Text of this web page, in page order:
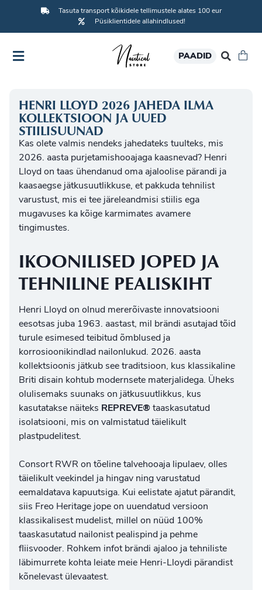
Tasuta transport kõikidele tellimustele alates 100 eur
Püsiklientidele allahindlused!
PAADID
HENRI LLOYD 2026 JAHEDA ILMA
KOLLEKTSIOON JA UUED
STIILISUUNAD
Kas olete valmis nendeks jahedateks tuulteks, mis
2026. aasta purjetamishooajaga kaasnevad? Henri
Lloyd on taas ühendanud oma ajaloolise pärandi ja
kaasaegse jätkusuutlikkuse, et pakkuda tehnilist
varustust, mis ei tee järeleandmisi stiilis ega
mugavuses ka kõige karmimates avamere
tingimustes.
IKOONILISED JOPED JA
TEHNILINE PEALISKIHT
Henri Lloyd on olnud mererõivaste innovatsiooni
eesotsas juba 1963. aastast, mil brändi asutajad tõid
turule esimesed teibitud õmblused ja
korrosioonikindlad nailonlukud. 2026. aasta
kollektsioonis jätkub see traditsioon, kus klassikaline
Briti disain kohtub modernsete materjalidega. Üheks
olulisemaks suunaks on jätkusuutlikkus, kus
kasutatakse näiteks REPREVE® taaskasutatud
isolatsiooni, mis on valmistatud täielikult
plastpudelitest.
Consort RWR on tõeline talvehooaja lipulaev, olles
täielikult veekindel ja hingav ning varustatud
eemaldatava kapuutsiga. Kui eelistate ajatut pärandit,
siis Freo Heritage jope on uuendatud versioon
klassikalisest mudelist, millel on nüüd 100%
taaskasutatud nailonist pealispind ja pehme
fliisvooder. Rohkem infot brändi ajaloo ja tehniliste
läbimurrete kohta leiate meie Henri-Lloydi pärandist
kõnelevast ülevaatest.